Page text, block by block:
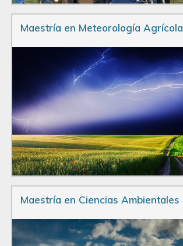
Maestría en Meteorología Agrícola
Maestría en Ciencias Ambientales